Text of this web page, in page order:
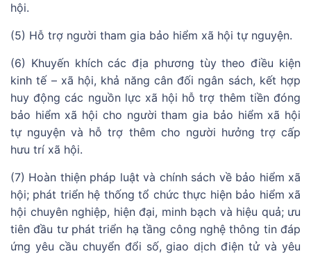
hội.
(5) Hỗ trợ người tham gia bảo hiểm xã hội tự nguyện.
(6) Khuyến khích các địa phương tùy theo điều kiện
kinh tế – xã hội, khả năng cân đối ngân sách, kết hợp
huy động các nguồn lực xã hội hỗ trợ thêm tiền đóng
bảo hiểm xã hội cho người tham gia bảo hiểm xã hội
tự nguyện và hỗ trợ thêm cho người hưởng trợ cấp
hưu trí xã hội.
(7) Hoàn thiện pháp luật và chính sách về bảo hiểm xã
hội; phát triển hệ thống tổ chức thực hiện bảo hiểm xã
hội chuyên nghiệp, hiện đại, minh bạch và hiệu quả; ưu
tiên đầu tư phát triển hạ tầng công nghệ thông tin đáp
ứng yêu cầu chuyển đổi số, giao dịch điện tử và yêu